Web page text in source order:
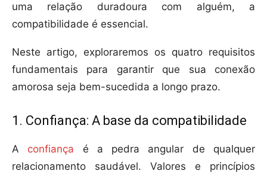
uma relação duradoura com alguém, a
compatibilidade é essencial.
Neste artigo, exploraremos os quatro requisitos
fundamentais para garantir que sua conexão
amorosa seja bem-sucedida a longo prazo.
1. Confiança: A base da compatibilidade
A confiança é a pedra angular de qualquer
relacionamento saudável. Valores e princípios